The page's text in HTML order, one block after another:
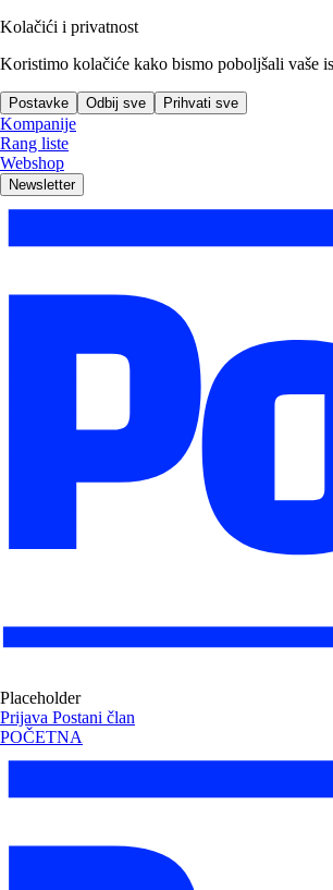
Kolačići i privatnost
Koristimo kolačiće kako bismo poboljšali vaše
Postavke Odbij sve Prihvati sve
Kompanije
Rang liste
Webshop
Newsletter
Placeholder
Prijava Postani član
POČETNA